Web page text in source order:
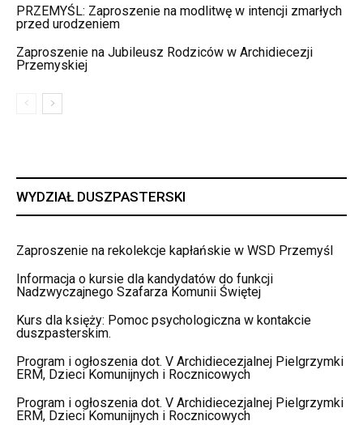
PRZEMYŚL: Zaproszenie na modlitwę w intencji zmarłych
przed urodzeniem
Zaproszenie na Jubileusz Rodziców w Archidiecezji
Przemyskiej
WYDZIAŁ DUSZPASTERSKI
Zaproszenie na rekolekcje kapłańskie w WSD Przemyśl
Informacja o kursie dla kandydatów do funkcji
Nadzwyczajnego Szafarza Komunii Świętej
Kurs dla księży: Pomoc psychologiczna w kontakcie
duszpasterskim.
Program i ogłoszenia dot. V Archidiecezjalnej Pielgrzymki
ERM, Dzieci Komunijnych i Rocznicowych
Program i ogłoszenia dot. V Archidiecezjalnej Pielgrzymki
ERM, Dzieci Komunijnych i Rocznicowych